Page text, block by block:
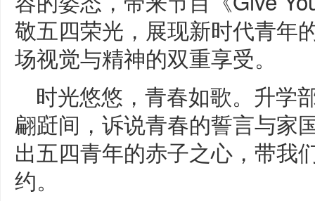
敬五四荣光，展现新时代青年
场视觉与精神的双重享受。
时光悠悠，青春如歌。升学
翩跹间，诉说青春的誓言与家
出五四青年的赤子之心，带我
约。